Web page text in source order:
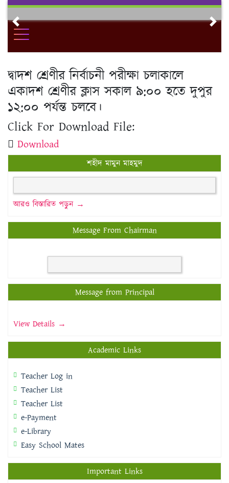
Skip
contentPrevious
দ্বাদশ শ্রেণীর নির্বাচনী পরীক্ষা চলাকালে
একাদশ শ্রেণীর ক্লাস সকাল ৯:০০ হতে দুপুর
১২:০০ পর্যন্ত চলবে।
Click For Download File:
Download
শহীদ মামুন মাহমুদ
আরও বিস্তারিত পড়ুন →
Message From Chairman
Message from Principal
View Details →
Academic Links
Teacher Log in
Teacher List
Teacher List
e-Payment
e-Library
Easy School Mates
Important Links